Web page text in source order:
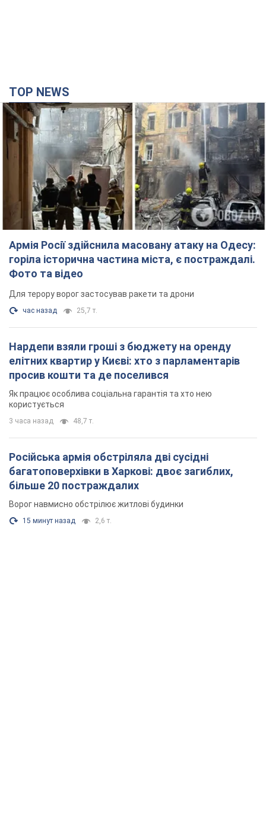
TOP NEWS
Армія Росії здійснила масовану атаку на Одесу:
горіла історична частина міста, є постраждалі.
Фото та відео
Для терору ворог застосував ракети та дрони
час назад 25,7 т.
Нардепи взяли гроші з бюджету на оренду
елітних квартир у Києві: хто з парламентарів
просив кошти та де поселився
Як працює особлива соціальна гарантія та хто нею
користується
3 часа назад 48,7 т.
Російська армія обстріляла дві сусідні
багатоповерхівки в Харкові: двоє загиблих,
більше 20 постраждалих
Ворог навмисно обстрілює житлові будинки
15 минут назад 2,6 т.